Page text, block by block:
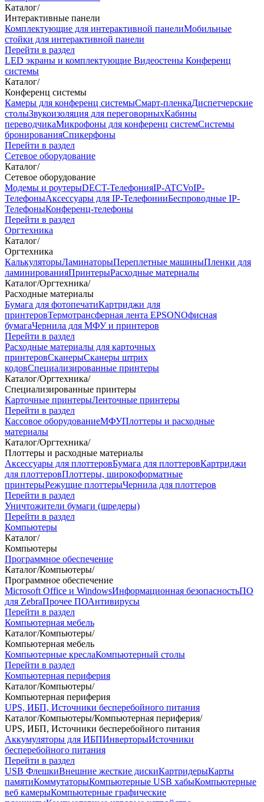
Каталог/
Интерактивные панели
Комплектующие для интерактивной панелиМобильные
стойки для интерактивной панели
Перейти в раздел
LED экраны и комплектующие Видеостены Конференц
системы
Каталог/
Конференц системы
Камеры для конференц системыCмарт-пленкаДиспетчерские
столыЗвукоизоляция для переговорныхКабины
переводчикаМикрофоны для конференц системСистемы
бронированияСпикерфоны
Перейти в раздел
Сетевое оборудование
Каталог/
Сетевое оборудование
Модемы и роутерыDECT-ТелефонияIP-ATCVoIP-
ТелефоныАксессуары для IP-ТелефонииБеспроводные IP-
ТелефоныКонференц-телефоны
Перейти в раздел
Оргтехника
Каталог/
Оргтехника
КалькуляторыЛаминаторыПереплетные машиныПленки для
ламинированияПринтерыРасходные материалы
Каталог/Оргтехника/
Расходные материалы
Бумага для фотопечатиКартриджи для
принтеровТермотрансферная лента EPSONОфисная
бумагаЧернила для МФУ и принтеров
Перейти в раздел
Расходные материалы для карточных
принтеровСканерыСканеры штрих
кодовСпециализированные принтеры
Каталог/Оргтехника/
Специализированные принтеры
Карточные принтерыЛенточные принтеры
Перейти в раздел
Кассовое оборудованиеМФУПлоттеры и расходные
материалы
Каталог/Оргтехника/
Плоттеры и расходные материалы
Аксессуары для плоттеровБумага для плоттеровКартриджи
для плоттеровПлоттеры, широкоформатные
принтерыРежущие плоттерыЧернила для плоттеров
Перейти в раздел
Уничтожители бумаги (шредеры)
Перейти в раздел
Компьютеры
Каталог/
Компьютеры
Программное обеспечение
Каталог/Компьютеры/
Программное обеспечение
Microsoft Office и WindowsИнформационная безопасностьПО
для ZebraПрочее ПОАнтивирусы
Перейти в раздел
Компьютерная мебель
Каталог/Компьютеры/
Компьютерная мебель
Компьютерные креслаКомпьютерный столы
Перейти в раздел
Компьютерная периферия
Каталог/Компьютеры/
Компьютерная периферия
UPS, ИБП, Источники бесперебойного питания
Каталог/Компьютеры/Компьютерная периферия/
UPS, ИБП, Источники бесперебойного питания
Аккумуляторы для ИБПИнверторыИсточники
бесперебойного питания
Перейти в раздел
USB ФлешкиВнешние жесткие дискиКартридерыКарты
памятиКоммутаторыКомпьютерные USB хабыКомпьютерные
веб камерыКомпьютерные графические